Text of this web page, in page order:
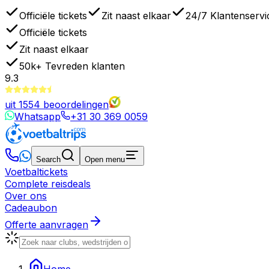
Officiële tickets Zit naast elkaar
24/7
Officiële tickets
Zit naast elkaar
50k+ Tevreden klanten
9.3
uit 1554 beoordelingen
Whatsapp
+31 30 369 0059
Search Open menu
Voetbaltickets
Complete reisdeals
Over ons
Cadeaubon
Offerte aanvragen